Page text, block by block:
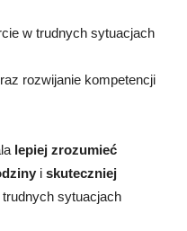
w trudnych sytuacjach
rozwijanie kompetencji
lepiej zrozumieć
i skuteczniej
sytuacjach